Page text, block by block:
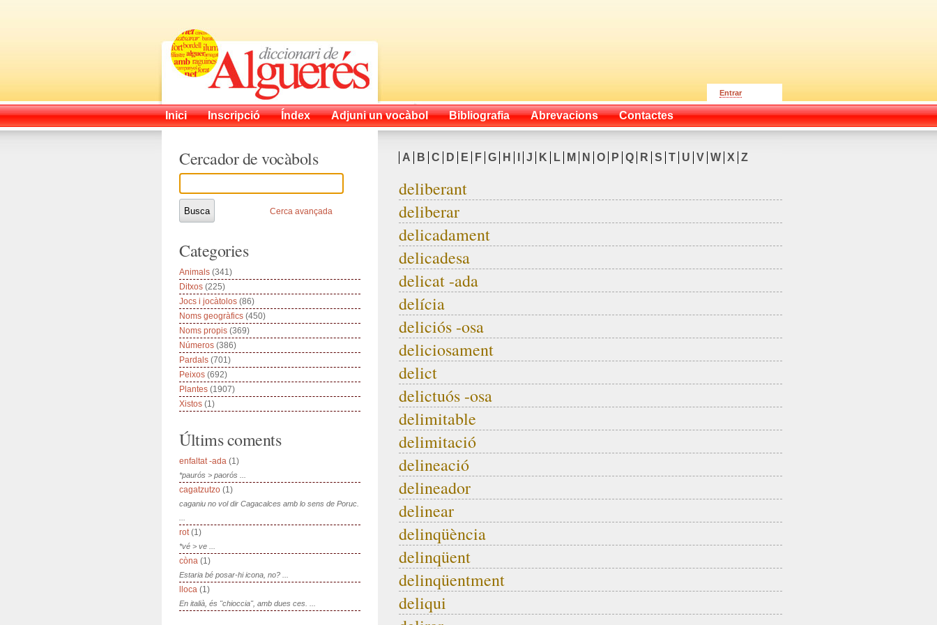
Entrar
Inici Inscripció Índex Adjuni un vocàbol Bibliografia Abrevacions Contactes
A B C D E F G H J K L M N O P Q R S T U V W X Z
deliberant
deliberar
delicadament
delicadesa
delicat -ada
delícia
deliciós -osa
deliciosament
delict
delictuós -osa
delimitable
delimitació
delineació
delineador
delinear
delinqüència
delinqüent
delinqüentment
deliqui
Cercador de vocàbols
Cerca avançada
Categories
Animals (341)
Ditxos (225)
Jocs i jocàtolos (86)
Noms geogràfics (450)
Noms propis (369)
Números (386)
Pardals (701)
Peixos (692)
Plantes (1907)
Xistos (1)
Últims coments
enfaltat -ada (1)
*paurós > paorós ...
cagatzutzo (1)
caganiu no vol dir Cagacalces amb lo sens de Poruc.
rot(1)
*vé > ve ...
còna (1)
Estaria bé posar-hi icona, no? ...
lloca (1)
En italià, és "chioccia", amb dues ces. ...